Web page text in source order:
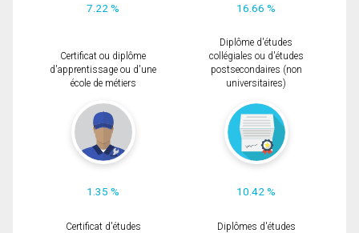
7.22 % 16.66 %
Certificat ou diplôme
d'apprentissage ou d'une
école de métiers
1.35 %
Diplôme d'études
collégiales ou d'études
postsecondaires (non
universitaires)
10.42 %
Certificat d'études
Diplômes d'études